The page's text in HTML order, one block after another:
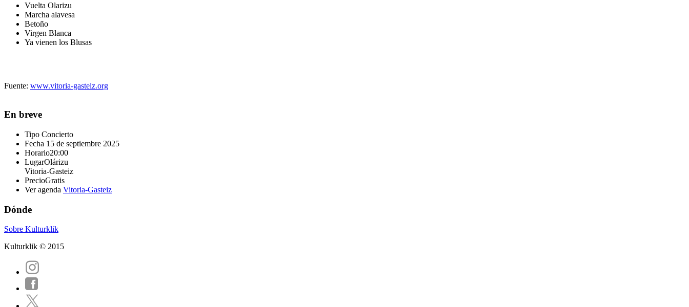
Vuelta Olarizu
Marcha alavesa
Betoño
Virgen Blanca
Ya vienen los Blusas
Fuente: www.vitoria-gasteiz.org
En breve
Tipo Concierto
Fecha 15 de septiembre 2025
Horario20:00
LugarOlárizu
Vitoria-Gasteiz
PrecioGratis
Ver agenda Vitoria-Gasteiz
Dónde
Sobre Kulturklik
Kulturklik © 2015